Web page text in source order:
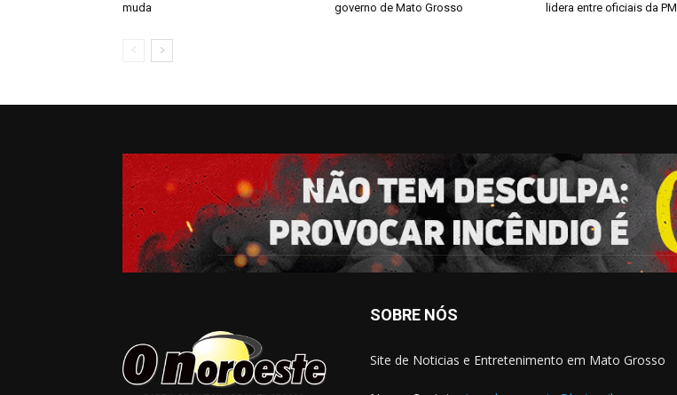
muda
governo de Mato Grosso
lidera entre oficiais da PM
SOBRE NÓS
Site de Noticias e Entretenimento em Mato Grosso